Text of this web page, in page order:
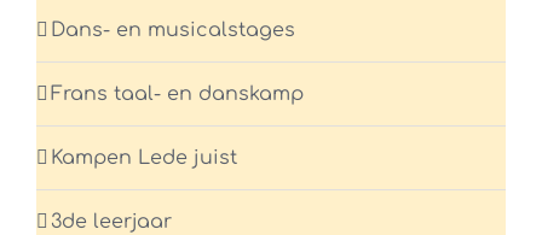
Dans- en musicalstages
Frans taal- en danskamp
Kampen Lede juist
3de leerjaar